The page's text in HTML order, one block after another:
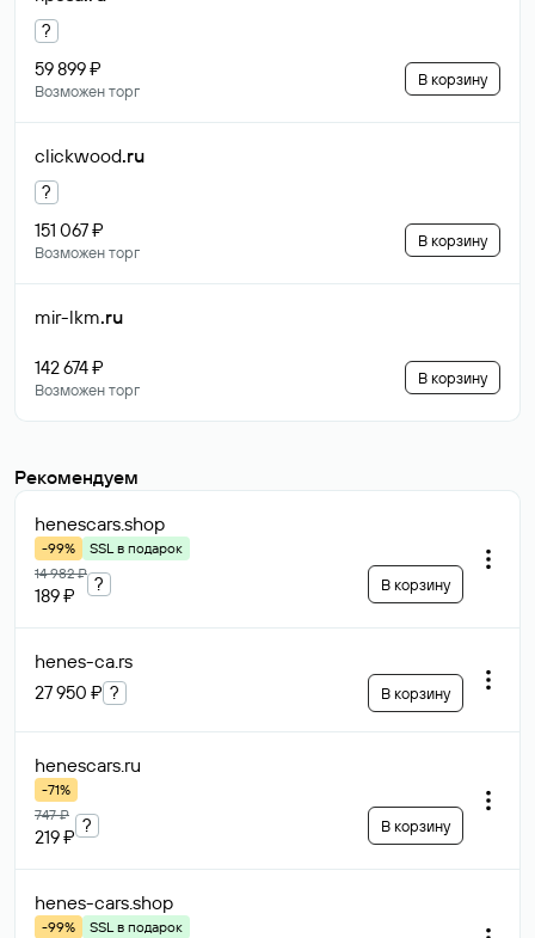
?
59 899 ₽
Возможен торг
В корзину
clickwood.ru
?
151 067 ₽
Возможен торг
В корзину
mir-lkm.ru
142 674 ₽
Возможен торг
В корзину
Рекомендуем
henescars.shop
-99%
SSL в подарок
14 982 ₽
189 ₽
? В корзину
henes-ca.rs
27 950 ₽ ? В корзину
henescars.ru
-71%
747 ₽
219 ₽
? В корзину
henes-cars.shop
-99%
SSL в подарок